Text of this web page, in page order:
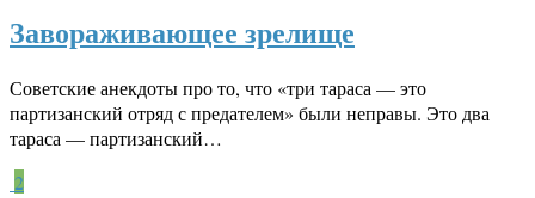
Завораживающее зрелище
Советские анекдоты про то, что «три тараса — это
партизанский отряд с предателем» были неправы. Это два
тараса — партизанский…
2